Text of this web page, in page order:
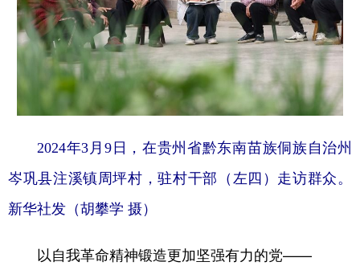
2024年3月9日，在贵州省黔东南苗族侗族自治州
岑巩县注溪镇周坪村，驻村干部（左四）走访群众。
新华社发（胡攀学 摄）
以自我革命精神锻造更加坚强有力的党——